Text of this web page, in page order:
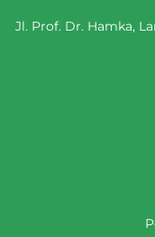
Jl. Prof. Dr. Hamka,